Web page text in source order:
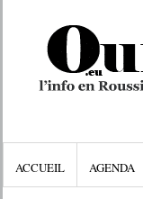
ACCUEIL AGENDA